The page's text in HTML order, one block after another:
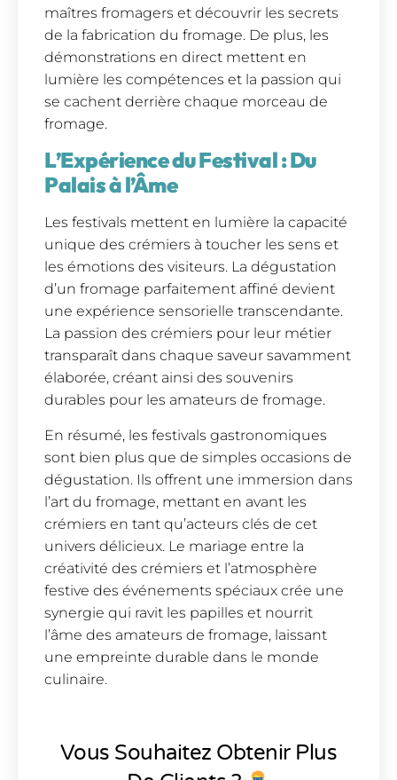
maîtres fromagers et découvrir les secrets
de la fabrication du fromage. De plus, les
démonstrations en direct mettent en
lumière les compétences et la passion qui
se cachent derrière chaque morceau de
fromage.
L’Expérience du Festival : Du
Palais à l’Âme
Les festivals mettent en lumière la capacité
unique des crémiers à toucher les sens et
les émotions des visiteurs. La dégustation
d’un fromage parfaitement affiné devient
une expérience sensorielle transcendante.
La passion des crémiers pour leur métier
transparaît dans chaque saveur savamment
élaborée, créant ainsi des souvenirs
durables pour les amateurs de fromage.
En résumé, les festivals gastronomiques
sont bien plus que de simples occasions de
dégustation. Ils offrent une immersion dans
l’art du fromage, mettant en avant les
crémiers en tant qu’acteurs clés de cet
univers délicieux. Le mariage entre la
créativité des crémiers et l’atmosphère
festive des événements spéciaux crée une
synergie qui ravit les papilles et nourrit
l’âme des amateurs de fromage, laissant
une empreinte durable dans le monde
culinaire.
Vous Souhaitez Obtenir Plus